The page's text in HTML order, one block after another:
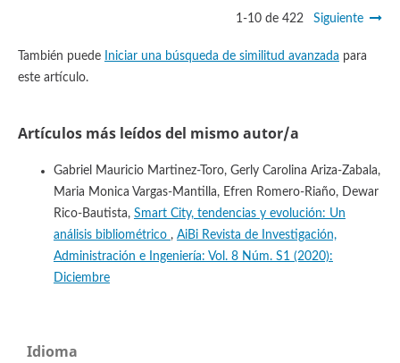
1-10 de 422 Siguiente
También puede Iniciar una búsqueda de similitud avanzada para
este artículo.
Artículos más leídos del mismo autor/a
Gabriel Mauricio Martinez-Toro, Gerly Carolina Ariza-Zabala,
Maria Monica Vargas-Mantilla, Efren Romero-Riaño, Dewar
Rico-Bautista, Smart City, tendencias y evolución: Un
análisis bibliométrico , AiBi Revista de Investigación,
Administración e Ingeniería: Vol. 8 Núm. S1 (2020):
Diciembre
Idioma